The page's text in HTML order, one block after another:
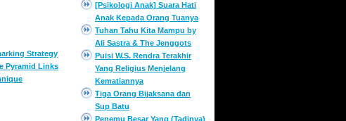
Strategy
Pyramid Links
[Psikologi Anak] Suara Hati
Anak Kepada Orang Tuanya
Tuhan Tahu Kita Mampu by
Ali Sastra & The Jenggots
Puisi W.S. Rendra Terakhir
Yang Religius Menjelang
Kematiannya
Tiga Orang Bijaksana dan
Sup Batu
Penemu Besar Yang (Tadinya)